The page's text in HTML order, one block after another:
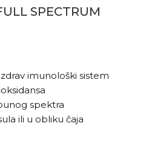
SPECTRUM
imunološki sistem
spektra
ili u obliku čaja